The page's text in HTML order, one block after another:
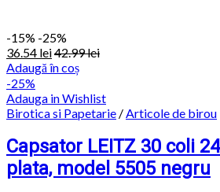
-15% -25%
36.54 lei42.99lei
Adaugă în coș
-25%
Adauga in Wishlist
Birotica si Papetarie / Articole de birou
Capsator LEITZ 30 coli
plata, model 5505 negru